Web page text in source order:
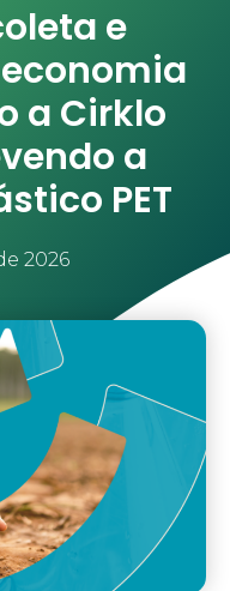
e
a Cirklo
a
PET
2026